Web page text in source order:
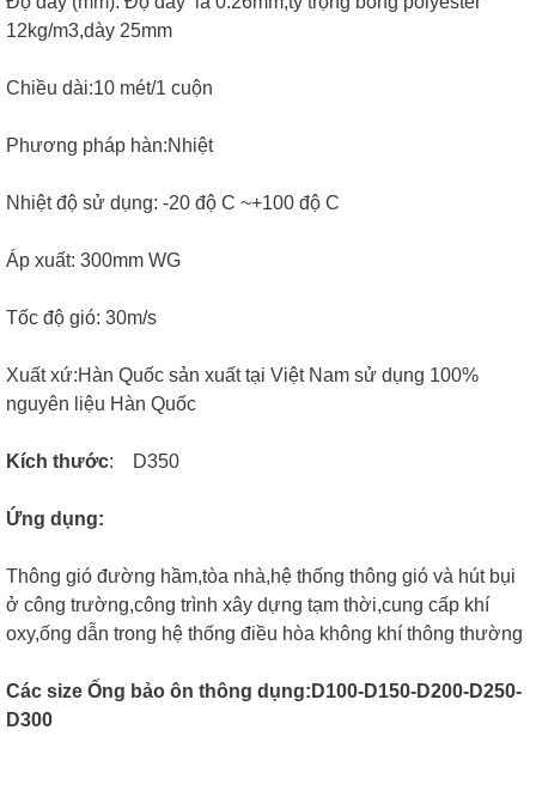
12kg/m3,dày 25mm
Chiều dài:10 mét/1 cuộn
Phương pháp hàn:Nhiệt
Nhiệt độ sử dụng: -20 độ C ~+100 độ C
Áp xuất: 300mm WG
Tốc độ gió: 30m/s
Xuất xứ:Hàn Quốc sản xuất tại Việt Nam sử dụng 100%
nguyên liệu Hàn Quốc
Kích thước: D350
Ứng dụng:
Thông gió đường hầm,tòa nhà,hệ thống thông gió và hút bụi
ở công trường,công trình xây dựng tạm thời,cung cấp khí
oxy,ống dẫn trong hệ thống điều hòa không khí thông thường
Các size Ống bảo ôn thông dụng:D100-D150-D200-D250-
D300